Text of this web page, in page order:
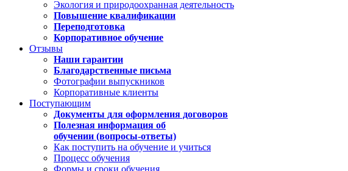
Экология и природоохранная деятельность
Повышение квалификации
Переподготовка
Корпоративное обучение
Отзывы
Наши гарантии
Благодарственные письма
Фотографии выпускников
Корпоративные клиенты
Поступающим
Документы для оформления договоров
Полезная информация об
обучении (вопросы-ответы)
Как поступить на обучение и учиться
Процесс обучения
Формы и сроки обучения